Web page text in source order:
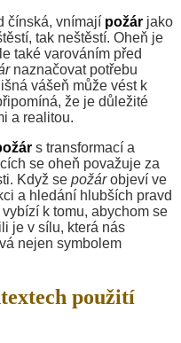
čínská, vnímají požár jako
tak neštěstí. Oheň je
také varováním před
naznačovat potřebu
vášeň může vést k
že je důležité
a realitou.
s transformací a
se oheň považuje za
Když se požárobjeví ve
a hledání hlubších pravd
k tomu, abychom se
je v sílu, která nás
nejen symbolem
použití